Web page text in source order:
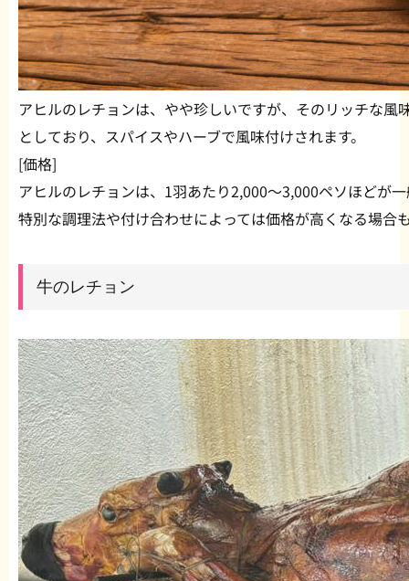
アヒルのレチョンは、やや珍しいですが、そのリッチな風
としており、スパイスやハーブで風味付けされます。
[価格]
アヒルのレチョンは、1羽あたり2,000〜3,000ペソほどが
特別な調理法や付け合わせによっては価格が高くなる場合
牛のレチョン